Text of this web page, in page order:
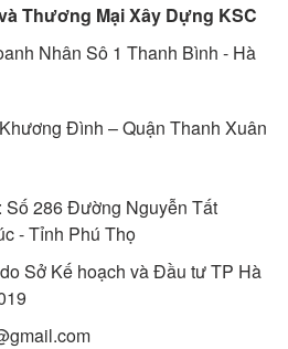
Thương Mại Xây Dựng KSC
Nhân Sô 1 Thanh Bình - Hà
Đình – Quận Thanh Xuân
: Số 286 Đường Nguyễn Tất
- Tỉnh Phú Thọ
Sở Kế hoạch và Đầu tư TP Hà